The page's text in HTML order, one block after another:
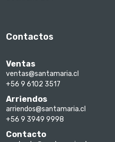
Contactos
Ventas
ventas@santamaria.cl
+56 9 6102 3517
Arriendos
arriendos@santamaria.cl
+56 9 3949 9998
Contacto